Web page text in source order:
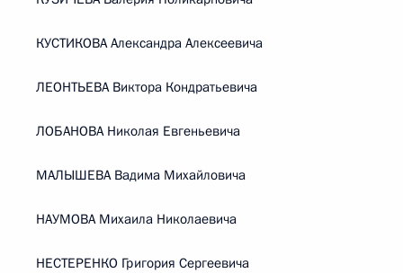
КУСТИКОВА Александра Алексеевича
ЛЕОНТЬЕВА Виктора Кондратьевича
ЛОБАНОВА Николая Евгеньевича
МАЛЫШЕВА Вадима Михайловича
НАУМОВА Михаила Николаевича
НЕСТЕРЕНКО Григория Сергеевича